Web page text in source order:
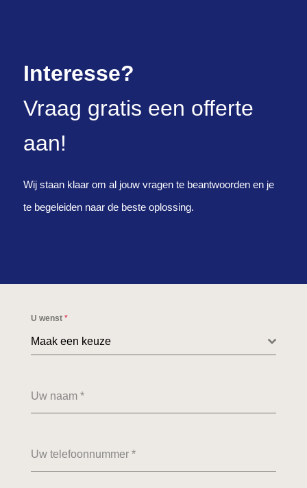
Interesse?
Vraag gratis een offerte
aan!
Wij staan klaar om al jouw vragen te beantwoorden en je
te begeleiden naar de beste oplossing.
U wenst *
Maak een keuze
Uw naam *
Uw telefoonnummer *